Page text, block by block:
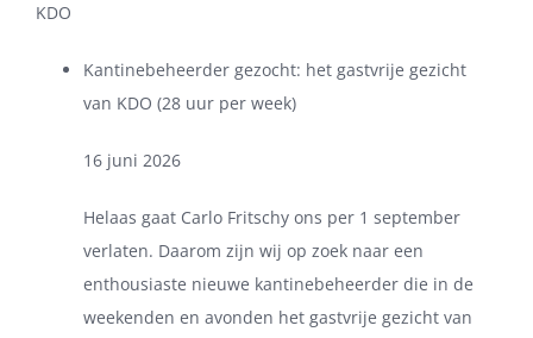
KDO
Kantinebeheerder gezocht: het gastvrije gezicht
van KDO (28 uur per week)
16 juni 2026
Helaas gaat Carlo Fritschy ons per 1 september
verlaten. Daarom zijn wij op zoek naar een
enthousiaste nieuwe kantinebeheerder die in de
weekenden en avonden het gastvrije gezicht van